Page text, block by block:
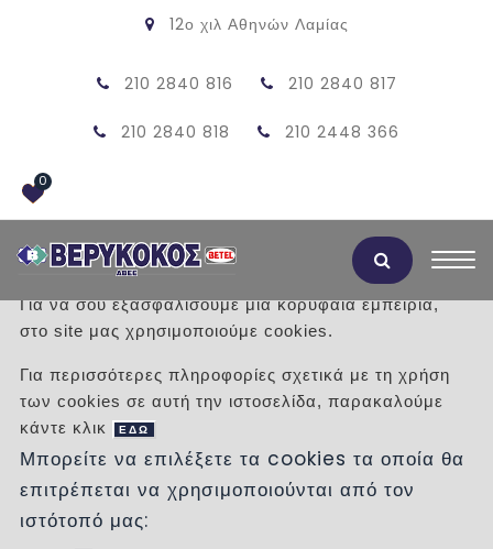
12ο χιλ Αθηνών Λαμίας
210 2840 816 210 2840 817
210 2840 818 210 2448 366
0
/ Προϊόντα / ΕΙΔΗ ΥΓΙΕΙΝΗΣ ΜΠΑΝΙΕΡΕΣ
Κατηγορίες
Δημοφιλή
Αποδοχή Cookies
Για να σου εξασφαλίσουμε μια κορυφαία εμπειρία,
στο site μας χρησιμοποιούμε cookies.
Για περισσότερες πληροφορίες σχετικά με τη χρήση
των cookies σε αυτή την ιστοσελίδα, παρακαλούμε
κάντε κλικ
ΕΔΩ
Μπορείτε να επιλέξετε τα cookies τα οποία θα
επιτρέπεται να χρησιμοποιούνται από τον
ιστότοπό μας: